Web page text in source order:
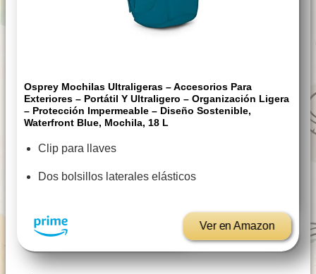
Osprey Mochilas Ultraligeras – Accesorios Para
Exteriores – Portátil Y Ultraligero – Organización Ligera
– Protección Impermeable – Diseño Sostenible,
Waterfront Blue, Mochila, 18 L
Clip para llaves
Dos bolsillos laterales elásticos
Ver en Amazon